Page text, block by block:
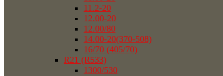
11.2-20
12.00-20
12.00/80
14.00-20(370-508)
16/70 (405/70)
R21 (R533)
1300/530